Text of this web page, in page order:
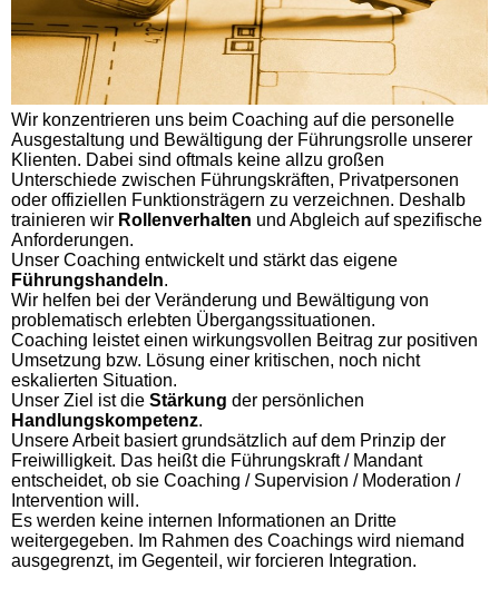
Wir konzentrieren uns beim Coaching auf die personelle
Ausgestaltung und Bewältigung der Führungsrolle unserer
Klienten. Dabei sind oftmals keine allzu großen
Unterschiede zwischen Führungskräften, Privatpersonen
oder offiziellen Funktionsträgern zu verzeichnen. Deshalb
trainieren wir Rollenverhalten und Abgleich auf spezifische
Anforderungen.
Unser Coaching entwickelt und stärkt das eigene
Führungshandeln.
Wir helfen bei der Veränderung und Bewältigung von
problematisch erlebten Übergangssituationen.
Coaching leistet einen wirkungsvollen Beitrag zur positiven
Umsetzung bzw. Lösung einer kritischen, noch nicht
eskalierten Situation.
Unser Ziel ist die Stärkung der persönlichen
Handlungskompetenz.
Unsere Arbeit basiert grundsätzlich auf dem Prinzip der
Freiwilligkeit. Das heißt die Führungskraft / Mandant
entscheidet, ob sie Coaching / Supervision / Moderation /
Intervention will.
Es werden keine internen Informationen an Dritte
weitergegeben. Im Rahmen des Coachings wird niemand
ausgegrenzt, im Gegenteil, wir forcieren Integration.